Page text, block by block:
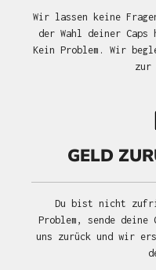
Wir lassen keine
der Wahl deiner
Kein Problem. Wir
zur
GELD
Du bist nicht
Problem, sende deine
uns zurück und wir